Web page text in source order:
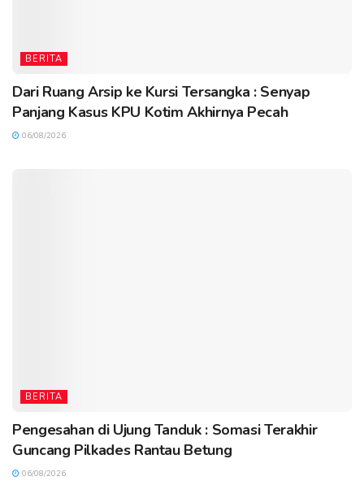
BERITA
Dari Ruang Arsip ke Kursi Tersangka : Senyap
Panjang Kasus KPU Kotim Akhirnya Pecah
06/08/2026
BERITA
Pengesahan di Ujung Tanduk : Somasi Terakhir
Guncang Pilkades Rantau Betung
06/08/2026